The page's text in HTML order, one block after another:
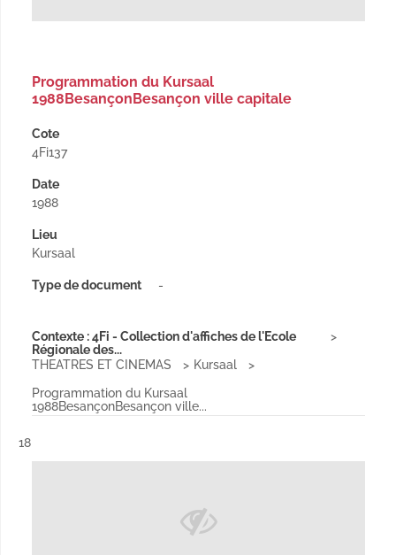
Programmation du Kursaal
1988BesançonBesançon ville capitale
Cote
4Fi137
Date
1988
Lieu
Kursaal
Type de document -
Contexte : 4Fi - Collection d'affiches de l'Ecole
Régionale des...
THEATRES ET CINEMAS
Kursaal
Programmation du Kursaal
1988BesançonBesançon ville...
Résultat n°
18